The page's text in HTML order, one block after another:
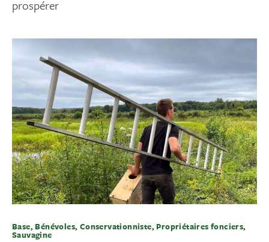
prospérer
Base, Bénévoles, Conservationniste, Propriétaires fonciers,
Sauvagine